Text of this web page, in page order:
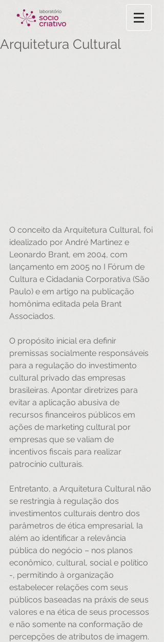
Arquitetura Cultural
O conceito da Arquitetura Cultural, foi
idealizado por André Martinez e
Leonardo Brant, em 2004, com
lançamento em 2005 no I Fórum de
Cultura e Cidadania Corporativa (São
Paulo) e em artigo na publicação
homônima editada pela Brant
Associados.
O propósito inicial era definir
premissas socialmente responsáveis
para a regulação do investimento
cultural privado das empresas
brasileiras. Apontar diretrizes para
evitar a aplicação abusiva de
recursos financeiros públicos em
ações de marketing cultural por
empresas que se valiam de
incentivos fiscais para realizar
patrocínio culturais.
Entretanto, a Arquitetura Cultural não
se restringia à regulação dos
investimentos culturais dentro dos
parâmetros de ética empresarial. Ia
além ao identificar a relevância
pública do negócio – nos planos
econômico, cultural, social e político
-, permitindo à organização
estabelecer relações com seus
públicos baseadas na práxis de seus
valores e na ética de seus processos
e não somente na conformação de
percepções de atributos de imagem.